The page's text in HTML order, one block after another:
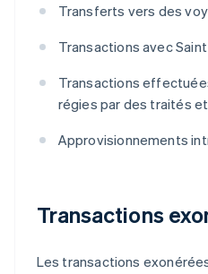
Transferts vers des
Transactions avec
Transactions
régies par des traités
Approvisionnements
Transactions
Les transactions